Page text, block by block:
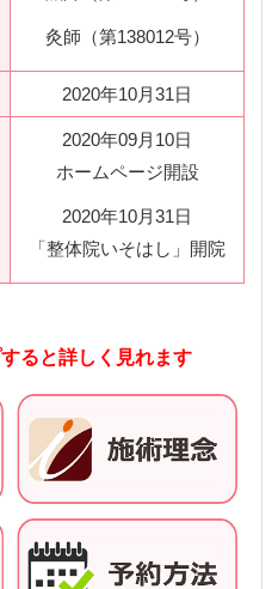
灸師（第138012号）
2020年10月31日
2020年09月10日
ホームページ開設
2020年10月31日
「整体院いそはし」開院
ると詳しく見れます